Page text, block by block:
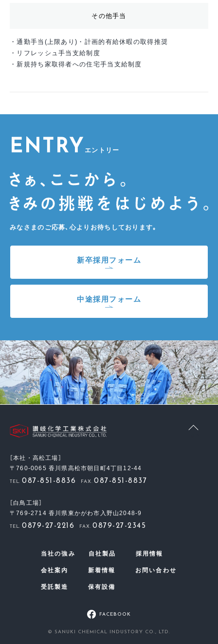
その他手当
・通勤手当(上限あり) ・計画的有給休暇の取得推奨
・リフレッシュ手当支給制度
・新規持ち家取得者への住宅手当支給制度
ENTRY エントリー
みなさまのご応募､心よりお待ちしております｡
新卒採用フォーム
中途採用フォーム
［本社・高松工場］
〒760-0065 香川県高松市朝日町4丁目12-44
TEL. 087-851-8836 FAX. 087-851-8837
［白鳥工場］
〒769-2714 香川県東かがわ市入野山2048-9
TEL. 0879-27-2216 FAX. 0879-27-2345
当社の強み 自社製品 採用情報
会社案内 新着情報 お問い合わせ
受託製造 保有設備
FACEBOOK
© SANUKI CHEMICAL INDUSTORY CO., LTD.